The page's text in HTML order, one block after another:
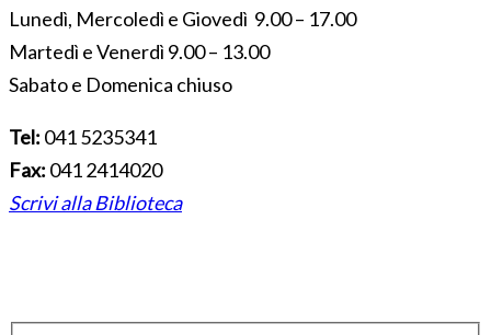
Lunedì, Mercoledì e Giovedì 9.00 – 17.00
Martedì e Venerdì 9.00 – 13.00
Sabato e Domenica chiuso
Tel: 041 5235341
Fax: 041 2414020
Scrivi alla Biblioteca